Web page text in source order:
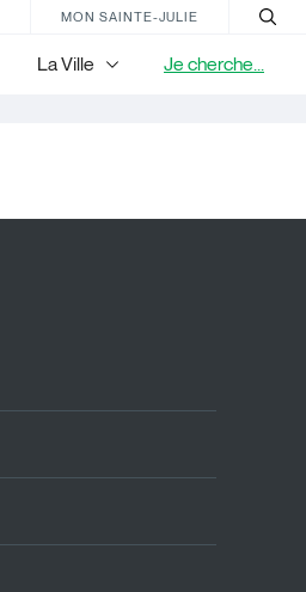
MON SAINTE-JULIE
La Ville Je cherche...